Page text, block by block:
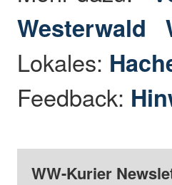
Westerwald
Lokales:
Feedback:
WW-Kurier